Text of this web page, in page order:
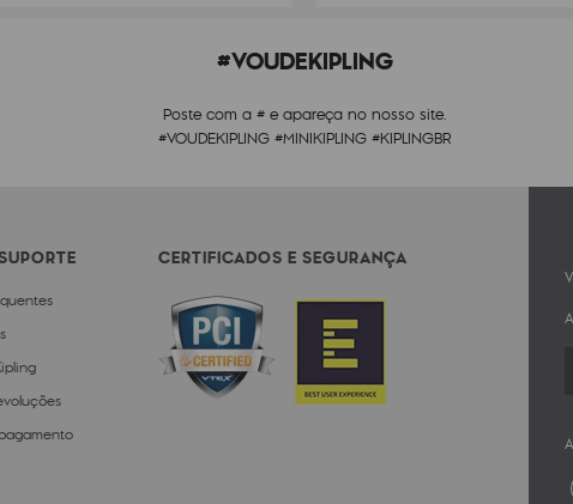
#VOUDEKIPLING
Poste com a # e apareça no nosso site.
#VOUDEKIPLING #MINIKIPLING #KIPLINGBR
CERTIFICADOS E SEGURANÇA